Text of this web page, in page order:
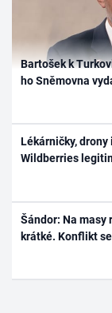
Bartošek k
ho Sněmovna
Lékárničky,
Wildberries
Šándor: Na masy
krátké. Konflikt